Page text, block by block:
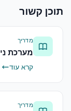
תוכן קשור
מדריך
מערכת
קרא עוד
מדריך